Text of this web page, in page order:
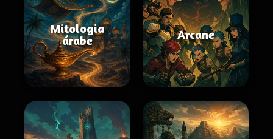
Mitologia
árabe
Arcane